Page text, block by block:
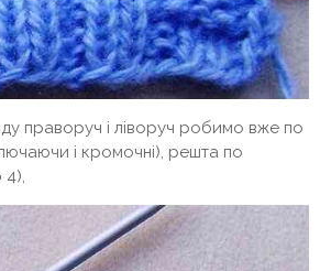
праворуч і ліворуч робимо вже по
і кромочні), решта по
4),